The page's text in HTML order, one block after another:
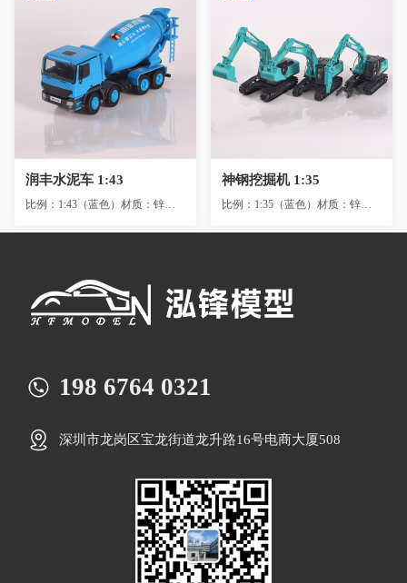
润丰水泥车 1:43
比例：1:43（蓝色）材质：锌合金+ABS+PVC +GP（1.5KG）尺寸：18X5X9cm包装：...
润丰水泥车 1:43
神钢挖掘机 1:35
比例：1:35（蓝色）材质：锌合金+ABS+PVC +GP（650G）尺寸：260X70X68cm包...
神钢挖掘机 1:35
198 6764 0321
深圳市龙岗区宝龙街道龙升路16号电商大厦508